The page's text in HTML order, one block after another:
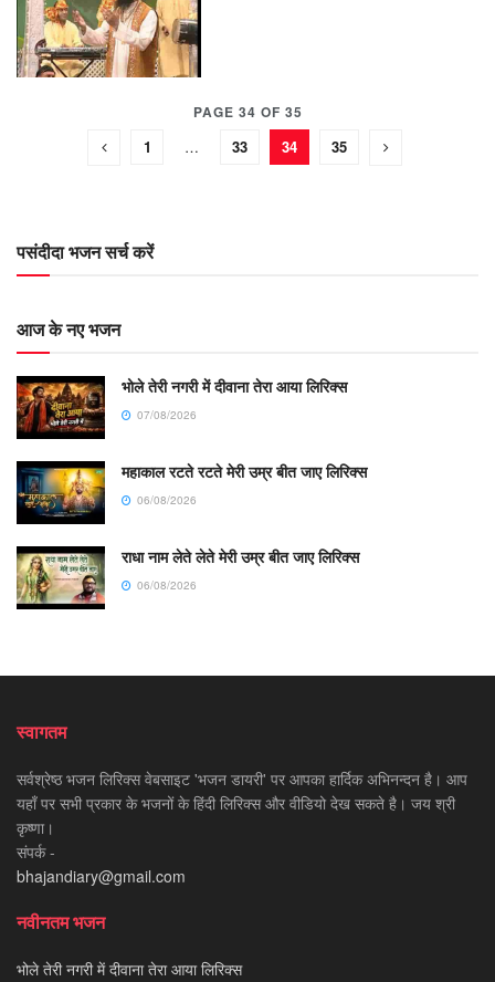
PAGE 34 OF 35
1 … 33 34 35
पसंदीदा भजन सर्च करें
आज के नए भजन
भोले तेरी नगरी में दीवाना तेरा आया लिरिक्स
07/08/2026
महाकाल रटते रटते मेरी उम्र बीत जाए लिरिक्स
06/08/2026
राधा नाम लेते लेते मेरी उम्र बीत जाए लिरिक्स
06/08/2026
स्वागतम
सर्वश्रेष्ठ भजन लिरिक्स वेबसाइट 'भजन डायरी' पर आपका हार्दिक अभिनन्दन है। आप
यहाँ पर सभी प्रकार के भजनों के हिंदी लिरिक्स और वीडियो देख सकते है। जय श्री
कृष्णा।
संपर्क -
bhajandiary@gmail.com
नवीनतम भजन
भोले तेरी नगरी में दीवाना तेरा आया लिरिक्स